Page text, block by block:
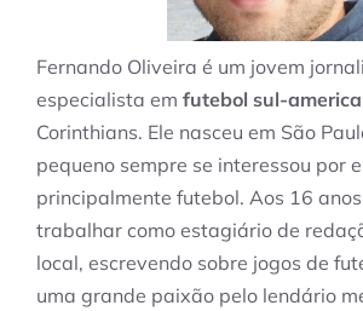
Fernando Oliveira é um jovem
especialista em futebol sul-
Corinthians. Ele nasceu em São
pequeno sempre se interessou por
principalmente futebol. Aos 16
trabalhar como estagiário de
local, escrevendo sobre jogos de
uma grande paixão pelo lendário